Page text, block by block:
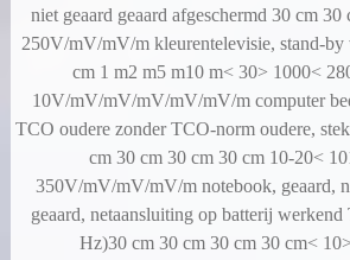
niet geaard geaard afgeschermd 30 cm
250V/mV/mV/m kleurentelevisie, stand-by
cm 1 m2 m5 m10 m< 30> 1000<
10V/mV/mV/mV/mV/mV/m computer
TCO oudere zonder TCO-norm oudere,
cm 30 cm 30 cm 30 cm 10-20<
350V/mV/mV/mV/m notebook, geaard,
geaard, netaansluiting op batterij
Hz)30 cm 30 cm 30 cm 30 cm<